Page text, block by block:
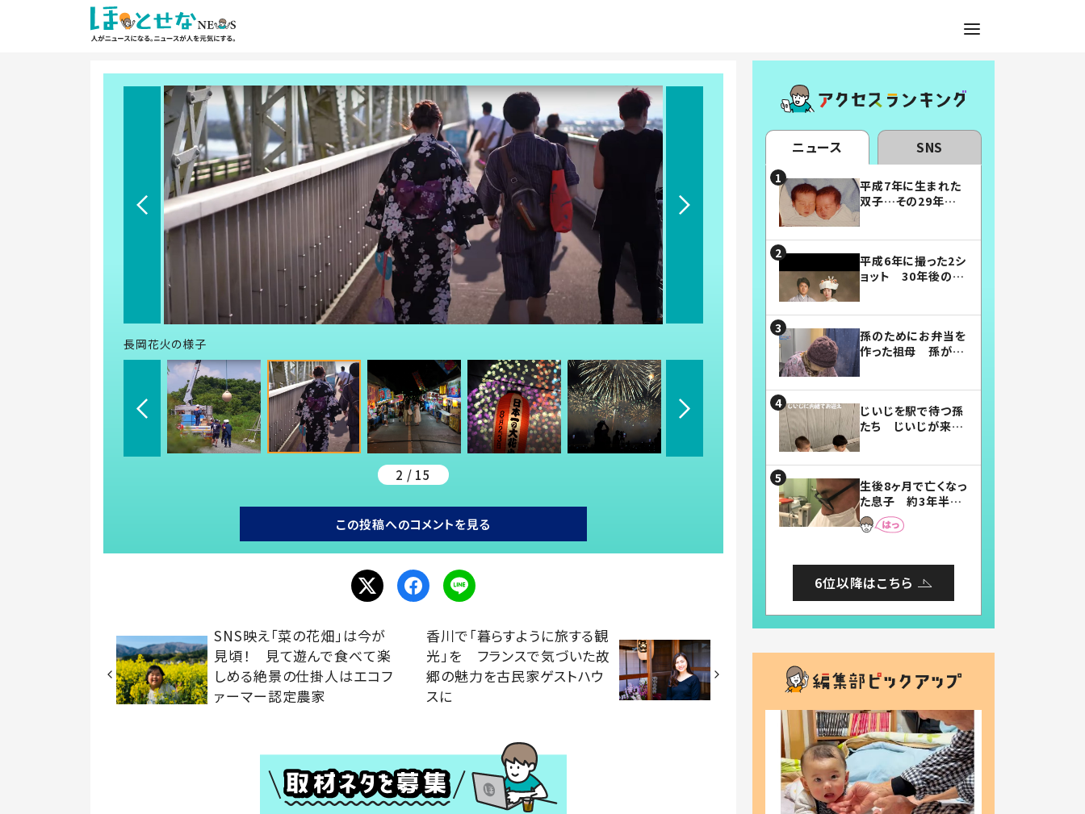
長岡花火の様子
2 / 15
この投稿へのコメントを見る
SNS映え「菜の花畑」は今が
見頃！ 見て遊んで食べて楽
しめる絶景の仕掛人はエコフ
ァーマー認定農家
香川で「暮らすように旅する観
光」を フランスで気づいた故
郷の魅力を古民家ゲストハウ
スに
ニュース SNS
平成7年に生まれた
双子…その29年後
平成6年に撮った2シ
ョット 30年後の姿
孫のためにお弁当を
作った祖母 孫が絶
じいじを駅で待つ孫
たち じいじが来た
まらない」「幸せにな
れる」
生後8ヶ月で亡くなっ
た息子 約3年半
後、当時の妻の日記
に書いてあった本音
6位以降はこちら